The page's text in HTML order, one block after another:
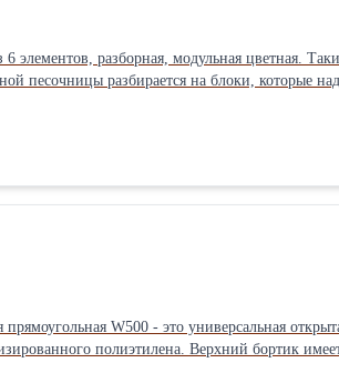
6 элементов, разборная, модульная цветная.
песочницы разбирается на блоки, которые
собрать разборную песочницу.
водой. Отличительной особенностью
применения. Основные
В помещении/на улице Материал:
прямоугольная W500 - это универсальная
полиэтилена. Верхний бортик